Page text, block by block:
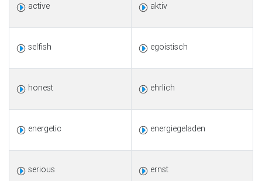
active aktiv
selfish egoistisch
honest ehrlich
energetic energiegeladen
serious ernst